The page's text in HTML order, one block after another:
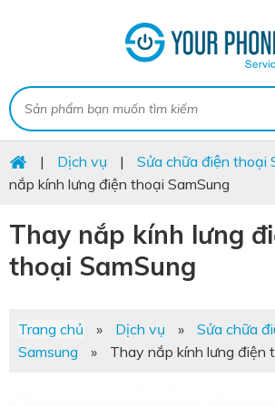
| Dịch vụ | Sửa chữa điện thoại
nắp kính lưng điện thoại SamSung
Thay nắp kính lưng
thoại SamSung
Trang chủ » Dịch vụ »
Sửa chữa
Samsung
» Thay nắp kính lưng điện